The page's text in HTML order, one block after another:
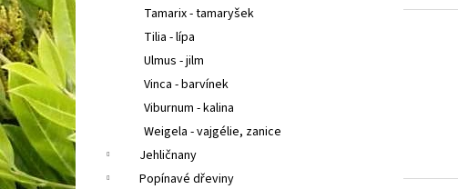
Tamarix - tamaryšek
Tilia - lípa
Ulmus - jilm
Vinca - barvínek
Viburnum - kalina
Weigela - vajgélie, zanice
Jehličnany
Popínavé dřeviny